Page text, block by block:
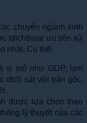
chuyên ngành kinh
Idichthuat ưu tiên xử
nhất. Cụ thể:
vi mô như GDP, lạm
dịch sát với bản gốc,
được lựa chọn theo
lý thuyết của các